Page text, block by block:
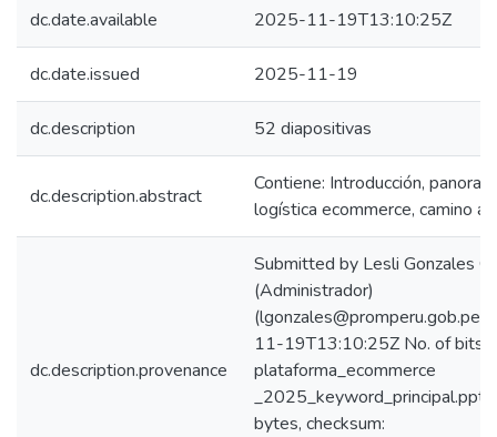
dc.date.available 2025-11-19T13:10:25Z
dc.date.issued 2025-11-19
dc.description 52 diapositivas
dc.description.abstract
Contiene: Introducción,
logística ecommerce, camino a
dc.description.provenance
Submitted by Lesli Gonzales
(Administrador)
11-19T13:10:25Z No. of
plataforma_ecommerce
bytes, checksum: